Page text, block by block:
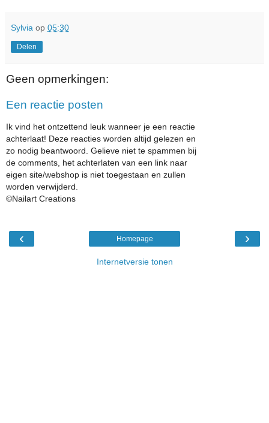
Sylvia op 05:30
Delen
Geen opmerkingen:
Een reactie posten
Ik vind het ontzettend leuk wanneer je een reactie
achterlaat! Deze reacties worden altijd gelezen en
zo nodig beantwoord. Gelieve niet te spammen bij
de comments, het achterlaten van een link naar
eigen site/webshop is niet toegestaan en zullen
worden verwijderd.
©Nailart Creations
‹ ›
Homepage
Internetversie tonen